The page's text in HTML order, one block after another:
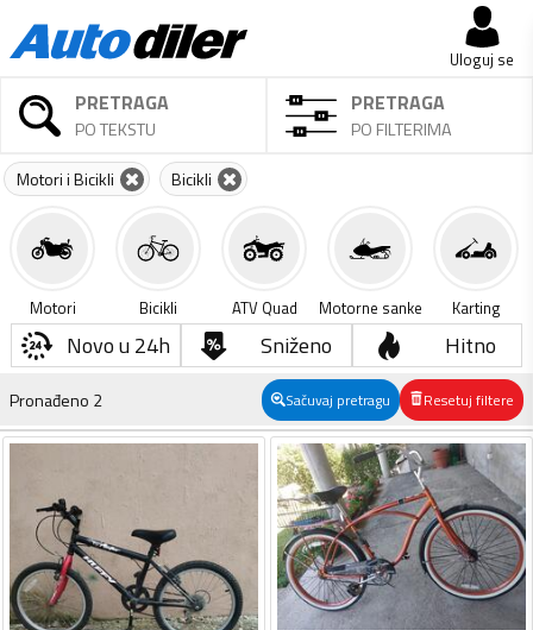
Uloguj se
PRETRAGA
PO TEKSTU
PRETRAGA
PO FILTERIMA
Motori i Bicikli Bicikli
Motori Bicikli ATV Quad Motorne sanke Karting
Novo u 24h Sniženo Hitno
Pronađeno 2 Sačuvaj pretragu Resetuj filtere